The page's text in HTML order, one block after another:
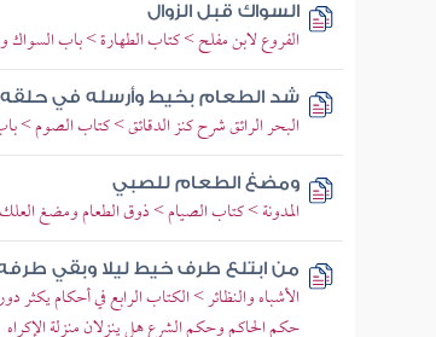
السواك قبل الزوال
الفروع لابن مفلح > كتاب الطهارة > باب السواك
شد الطعام بخيط وأرسله في
البحر الرائق شرح كنز الدقائق > كتاب الصوم >
ومضغ الطعام للصبي
المدونة > كتاب الصيام > ذوق الطعام ومضغ
من ابتلع طرف خيط ليلا وبقي
الأشباه والنظائر > الكتاب الرابع في أحكام يكثر
حكم الحاكم وحكم الشرع هل ينزلان منزلة الإكراه